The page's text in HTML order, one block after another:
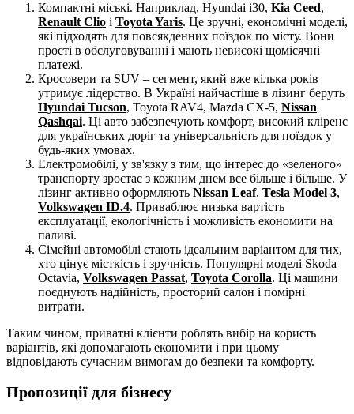
Компактні міські. Наприклад, Hyundai i30, Kia Ceed,
Renault Clio і Toyota Yaris. Це зручні, економічні моделі,
які підходять для повсякденних поїздок по місту. Вони
прості в обслуговуванні і мають невисокі щомісячні
платежі.
Кросовери та SUV – сегмент, який вже кілька років
утримує лідерство. В Україні найчастіше в лізинг беруть
Hyundai Tucson, Toyota RAV4, Mazda CX-5, Nissan
Qashqai. Ці авто забезпечують комфорт, високий кліренс
для українських доріг та універсальність для поїздок у
будь-яких умовах.
Електромобілі, у зв'язку з тим, що інтерес до «зеленого»
транспорту зростає з кожним днем все більше і більше. У
лізинг активно оформляють Nissan Leaf, Tesla Model 3,
Volkswagen ID.4. Приваблює низька вартість
експлуатації, екологічність і можливість економити на
паливі.
Сімейні автомобілі стають ідеальним варіантом для тих,
хто цінує місткість і зручність. Популярні моделі Skoda
Octavia, Volkswagen Passat, Toyota Corolla. Ці машини
поєднують надійність, просторий салон і помірні
витрати.
Таким чином, приватні клієнти роблять вибір на користь
варіантів, які допомагають економити і при цьому
відповідають сучасним вимогам до безпеки та комфорту.
Пропозиції для бізнесу